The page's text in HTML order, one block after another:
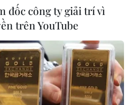
đốc công ty giải trí vì
trên YouTube